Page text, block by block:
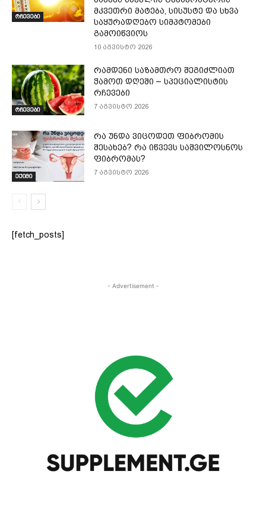
რჩევები
მკვეთრი მატება, სისუსტე და სხვა
საყურადღებო სიმპტომები
გამოიწვიოს
10 აგვისტო 2026
რჩევები
რამდენი საზამთრო შეგიძლიათ
ჭამოთ დღეში – სპეციალისტის
რჩევები
7 აგვისტო 2026
ექიმი
რა უნდა ვიცოდეთ ფიბრომის
შესახებ? რა იწვევს საშვილოსნოს
ფიბრომას?
7 აგვისტო 2026
[fetch_posts]
- Advertisement -